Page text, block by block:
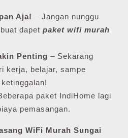
Aja! – Jangan nunggu
dapet paket wifi murah
Penting – Sekarang
kerja, belajar, sampe
paket IndiHome lagi
pemasangan.
WiFi Murah Sungai